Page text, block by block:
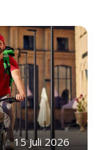
15 Juli 2026